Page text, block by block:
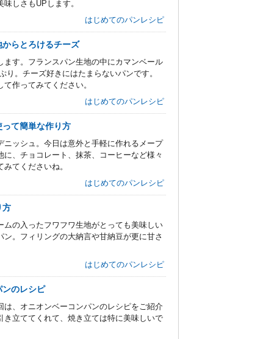
しさもUPします。
はじめてのパンレシピ
らとろけるチーズ
す。フランスパン生地の中にカマンベール
。チーズ好きにはたまらないパンです。
作ってみてください。
はじめてのパンレシピ
て簡単な作り方
ッシュ。今日は意外と手軽に作れるメープ
、チョコレート、抹茶、コーヒーなど様々
てくださいね。
はじめてのパンレシピ
方
の入ったフワフワ生地がとっても美味しい
。フィリングの大納言や甘納豆が更に甘さ
はじめてのパンレシピ
ンのレシピ
、オニオンベーコンパンのレシピをご紹介
立ててくれて、焼き立ては特に美味しいで